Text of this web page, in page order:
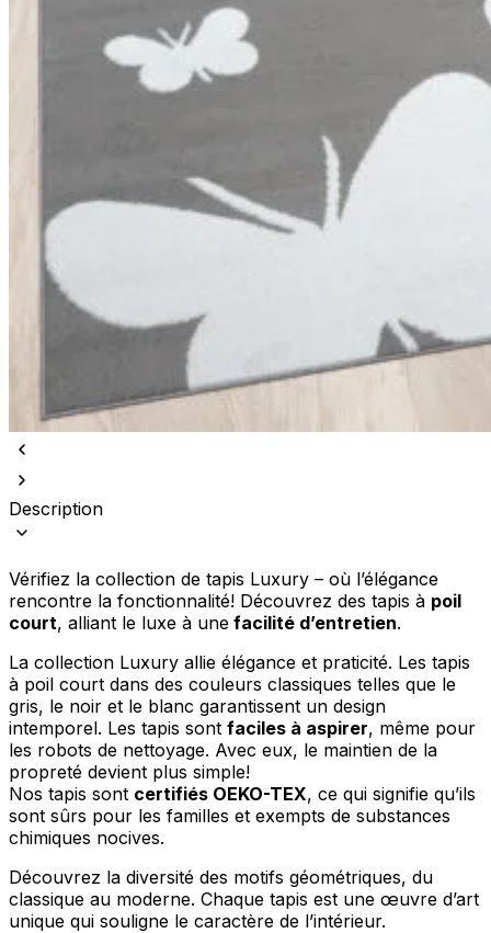
Description
Vérifiez la collection de tapis Luxury – où l’élégance
rencontre la fonctionnalité! Découvrez des tapis à poil
court, alliant le luxe à une facilité d’entretien.
La collection Luxury allie élégance et praticité. Les tapis
à poil court dans des couleurs classiques telles que le
gris, le noir et le blanc garantissent un design
intemporel. Les tapis sont faciles à aspirer, même pour
les robots de nettoyage. Avec eux, le maintien de la
propreté devient plus simple!
Nos tapis sont certifiés OEKO-TEX, ce qui signifie qu’ils
sont sûrs pour les familles et exempts de substances
chimiques nocives.
Découvrez la diversité des motifs géométriques, du
classique au moderne. Chaque tapis est une œuvre d’art
unique qui souligne le caractère de l’intérieur.